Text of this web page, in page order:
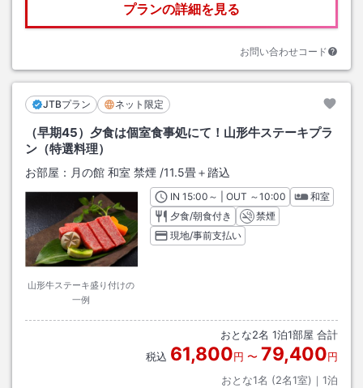
プランの詳細を見る
お問い合わせコード
JTBプラン ネット限定
（早期45）夕食は個室食事処にて！山形牛ステーキプラ
ン（特選料理）
お部屋： 月の館 和室 禁煙 /11.5畳＋踏込
山形牛ステーキ盛り付けの
一例
INチェックイン
15:00 ～ | OUT チェックアウト
～10:00
和室
夕食/朝食付き
禁煙
現地/事前支払い
おとな2名 1泊1部屋 合計
税込 61,800円 〜 79,400円
おとな1名 (2名1室)｜ 1泊